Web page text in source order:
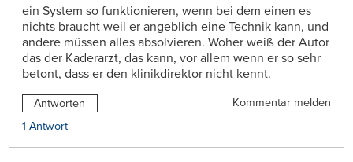
ein System so funktionieren, wenn bei dem einen es
nichts braucht weil er angeblich eine Technik kann, und
andere müssen alles absolvieren. Woher weiß der Autor
das der Kaderarzt, das kann, vor allem wenn er so sehr
betont, dass er den klinikdirektor nicht kennt.
Antworten
Kommentar melden
1 Antwort